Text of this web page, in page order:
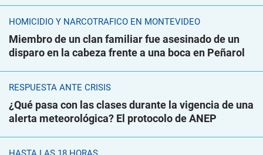
HOMICIDIO Y NARCOTRÁFICO EN MONTEVIDEO
Miembro de un clan familiar fue asesinado de un
disparo en la cabeza frente a una boca en Peñarol
RESPUESTA ANTE CRISIS
¿Qué pasa con las clases durante la vigencia de una
alerta meteorológica? El protocolo de ANEP